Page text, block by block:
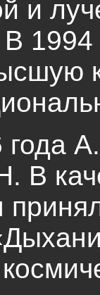
и
1994
года